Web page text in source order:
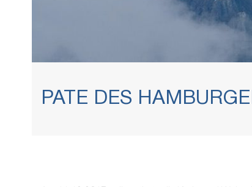
PATE DES